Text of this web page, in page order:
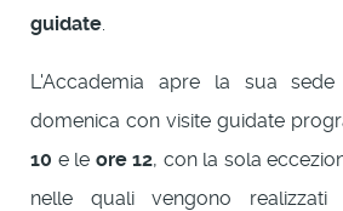
guidate.
L'Accademia apre la sua
domenica con visite guidate
10 e le ore 12, con la sola
nelle quali vengono